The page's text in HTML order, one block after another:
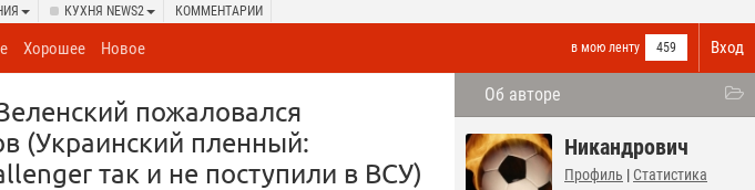
КУХНЯ NEWS2 КОММЕНТАРИИ
Вход
в мою ленту 459
Хорошее Новое
Об авторе
Никандрович
Профиль | Статистика
пожаловался
(Украинский пленный:
так и не поступили в ВСУ)